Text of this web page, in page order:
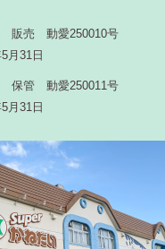
販売 動愛250010号
月31日
保管 動愛250011号
月31日